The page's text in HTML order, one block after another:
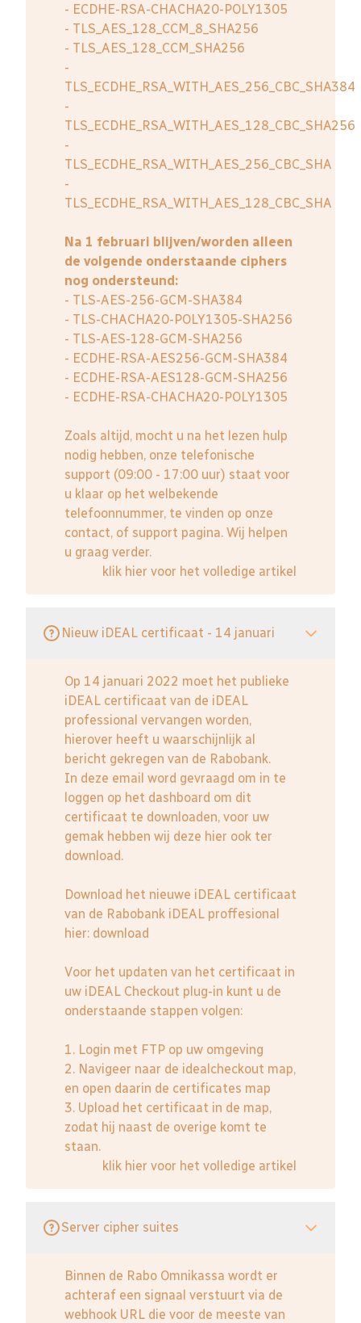
- ECDHE-RSA-CHACHA20-POLY1305
- TLS_AES_128_CCM_8_SHA256
- TLS_AES_128_CCM_SHA256
-
TLS_ECDHE_RSA_WITH_AES_256_CBC_SHA384
-
TLS_ECDHE_RSA_WITH_AES_128_CBC_SHA256
-
TLS_ECDHE_RSA_WITH_AES_256_CBC_SHA
-
TLS_ECDHE_RSA_WITH_AES_128_CBC_SHA
Na 1 februari blijven/worden alleen
de volgende onderstaande ciphers
nog ondersteund:
- TLS-AES-256-GCM-SHA384
- TLS-CHACHA20-POLY1305-SHA256
- TLS-AES-128-GCM-SHA256
- ECDHE-RSA-AES256-GCM-SHA384
- ECDHE-RSA-AES128-GCM-SHA256
- ECDHE-RSA-CHACHA20-POLY1305
Zoals altijd, mocht u na het lezen hulp
nodig hebben, onze telefonische
support (09:00 - 17:00 uur) staat voor
u klaar op het welbekende
telefoonnummer, te vinden op onze
contact, of support pagina. Wij helpen
u graag verder.
klik hier voor het volledige artikel
Nieuw iDEAL certificaat - 14 januari
Op 14 januari 2022 moet het publieke
iDEAL certificaat van de iDEAL
professional vervangen worden,
hierover heeft u waarschijnlijk al
bericht gekregen van de Rabobank.
In deze email word gevraagd om in te
loggen op het dashboard om dit
certificaat te downloaden, voor uw
gemak hebben wij deze hier ook ter
download.
Download het nieuwe iDEAL certificaat
van de Rabobank iDEAL proffesional
hier: download
Voor het updaten van het certificaat in
uw iDEAL Checkout plug-in kunt u de
onderstaande stappen volgen:
1. Login met FTP op uw omgeving
2. Navigeer naar de idealcheckout map,
en open daarin de certificates map
3. Upload het certificaat in de map,
zodat hij naast de overige komt te
staan.
klik hier voor het volledige artikel
Server cipher suites
Binnen de Rabo Omnikassa wordt er
achteraf een signaal verstuurt via de
webhook URL die voor de meeste van